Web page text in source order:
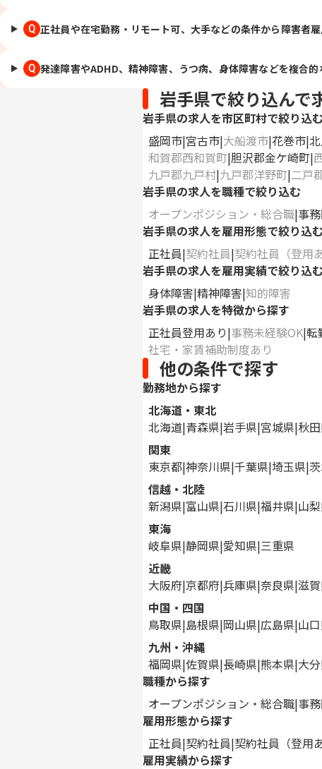
Q 正社員や在宅勤務・リモート可、大手などの条件から障害者
Q 発達障害やADHD、精神障害、うつ病、身体障害などを複合
岩手県で絞り込んで
岩手県の求人を市区町村で絞り込
盛岡市 宮古市 大船渡市 花巻市
和賀郡西和賀町 胆沢郡金ケ崎町
九戸郡九戸村 九戸郡洋野町 二戸
岩手県の求人を職種で絞り込む
オープンポジション・総合職 事
岩手県の求人を雇用形態で絞り込
正社員 契約社員 契約社員（登用あ
岩手県の求人を雇用実績で絞り込
身体障害 精神障害 知的障害
岩手県の求人を特徴から探す
正社員登用あり 事務未経験OK 転
社宅・家賃補助制度あり
他の条件で探す
勤務地から探す
北海道・東北
北海道 青森県 岩手県 宮城県 秋
関東
東京都 神奈川県 千葉県 埼玉県
信越・北陸
新潟県 富山県 石川県 福井県 山
東海
岐阜県 静岡県 愛知県 三重県
近畿
大阪府 京都府 兵庫県 奈良県 滋
中国・四国
鳥取県 島根県 岡山県 広島県 山
九州・沖縄
福岡県 佐賀県 長崎県 熊本県 大
職種から探す
オープンポジション・総合職 事
雇用形態から探す
正社員 契約社員 契約社員（登用あ
雇用実績から探す